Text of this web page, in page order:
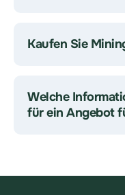
Kaufen Sie
Welche
für ein Angebot